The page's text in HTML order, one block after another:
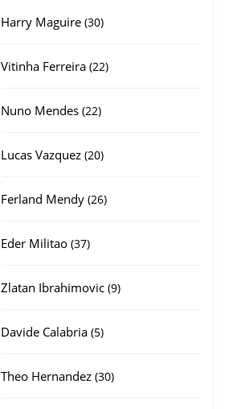
Harry Maguire 3030
Vitinha Ferreira 2222
Nuno Mendes 2222
Lucas Vazquez 2020
Ferland Mendy 2626
Eder Militao 3737
Zlatan Ibrahimovic 99
Davide Calabria 55
Theo Hernandez 3030